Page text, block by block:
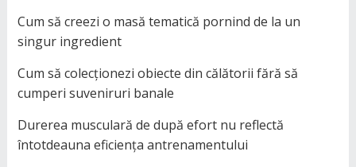
Cum să creezi o masă tematică pornind de la un
singur ingredient
Cum să colecționezi obiecte din călătorii fără să
cumperi suveniruri banale
Durerea musculară de după efort nu reflectă
întotdeauna eficiența antrenamentului